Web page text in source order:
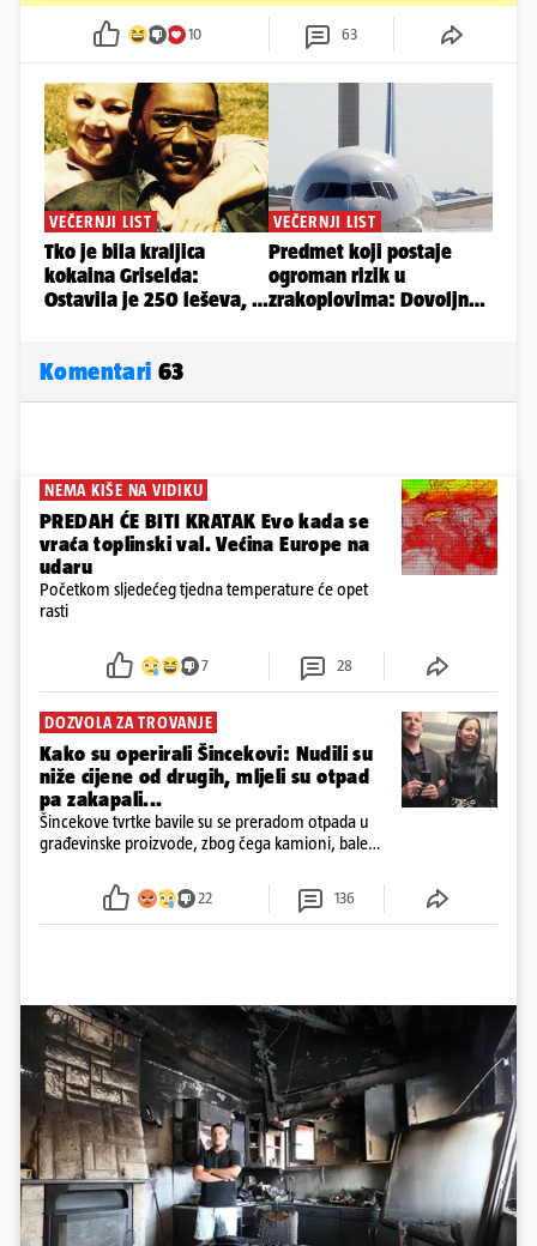
10 63
Komentari 63
NEMA KIŠE NA VIDIKU
PREDAH ĆE BITI KRATAK Evo kada se
vraća toplinski val. Većina Europe na
udaru
Početkom sljedećeg tjedna temperature će opet
rasti
7 28
DOZVOLA ZA TROVANJE
Kako su operirali Šincekovi: Nudili su
niže cijene od drugih, mljeli su otpad
pa zakapali...
Šincekove tvrtke bavile su se preradom otpada u
građevinske proizvode, zbog čega kamioni, bale
22 136